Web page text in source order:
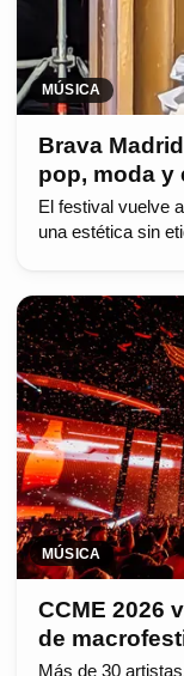
MÚSICA
Brava
pop, moda y
El festival vuelve
una estética sin
MÚSICA
CCME 2026
de
Más de 30